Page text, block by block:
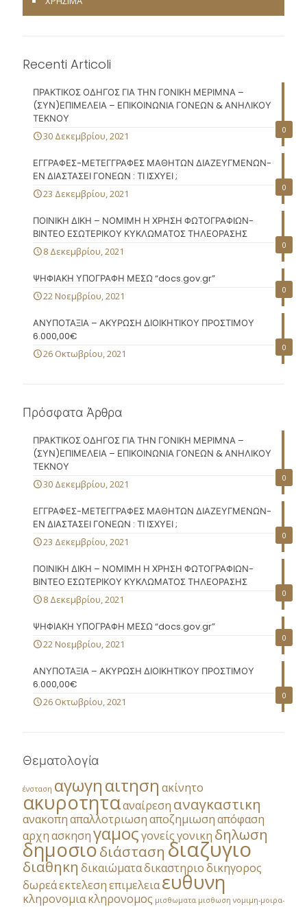
Recenti Articoli
0
ΠΡΑΚΤΙΚΟΣ ΟΔΗΓΟΣ ΓΙΑ ΤΗΝ ΓΟΝΙΚΗ ΜΕΡΙΜΝΑ –
(ΣΥΝ)ΕΠΙΜΕΛΕΙΑ – ΕΠΙΚΟΙΝΩΝΙΑ ΓΟΝΕΩΝ & ΑΝΗΛΙΚΟΥ
ΤΕΚΝΟΥ
30 Δεκεμβρίου, 2021
0
ΕΓΓΡΑΦΕΣ-ΜΕΤΕΓΓΡΑΦΕΣ ΜΑΘΗΤΩΝ ΔΙΑΖΕΥΓΜΕΝΩΝ-
ΕΝ ΔΙΑΣΤΑΣΕΙ ΓΟΝΕΩΝ : ΤΙ ΙΣΧΥΕΙ ;
23 Δεκεμβρίου, 2021
0
ΠΟΙΝΙΚΗ ΔΙΚΗ – ΝΟΜΙΜΗ Η ΧΡΗΣΗ ΦΩΤΟΓΡΑΦΙΩΝ-
ΒΙΝΤΕΟ ΕΣΩΤΕΡΙΚΟΥ ΚΥΚΛΩΜΑΤΟΣ ΤΗΛΕΟΡΑΣΗΣ
8 Δεκεμβρίου, 2021
0
ΨΗΦΙΑΚΗ ΥΠΟΓΡΑΦΗ ΜΕΣΩ “docs.gov.gr”
22 Νοεμβρίου, 2021
0
ΑΝΥΠΟΤΑΞΙΑ – ΑΚΥΡΩΣΗ ΔΙΟΙΚΗΤΙΚΟΥ ΠΡΟΣΤΙΜΟΥ
6.000,00€
26 Οκτωβρίου, 2021
Πρόσφατα Άρθρα
0
ΠΡΑΚΤΙΚΟΣ ΟΔΗΓΟΣ ΓΙΑ ΤΗΝ ΓΟΝΙΚΗ ΜΕΡΙΜΝΑ –
(ΣΥΝ)ΕΠΙΜΕΛΕΙΑ – ΕΠΙΚΟΙΝΩΝΙΑ ΓΟΝΕΩΝ & ΑΝΗΛΙΚΟΥ
ΤΕΚΝΟΥ
30 Δεκεμβρίου, 2021
0
ΕΓΓΡΑΦΕΣ-ΜΕΤΕΓΓΡΑΦΕΣ ΜΑΘΗΤΩΝ ΔΙΑΖΕΥΓΜΕΝΩΝ-
ΕΝ ΔΙΑΣΤΑΣΕΙ ΓΟΝΕΩΝ : ΤΙ ΙΣΧΥΕΙ ;
23 Δεκεμβρίου, 2021
0
ΠΟΙΝΙΚΗ ΔΙΚΗ – ΝΟΜΙΜΗ Η ΧΡΗΣΗ ΦΩΤΟΓΡΑΦΙΩΝ-
ΒΙΝΤΕΟ ΕΣΩΤΕΡΙΚΟΥ ΚΥΚΛΩΜΑΤΟΣ ΤΗΛΕΟΡΑΣΗΣ
8 Δεκεμβρίου, 2021
0
ΨΗΦΙΑΚΗ ΥΠΟΓΡΑΦΗ ΜΕΣΩ “docs.gov.gr”
22 Νοεμβρίου, 2021
0
ΑΝΥΠΟΤΑΞΙΑ – ΑΚΥΡΩΣΗ ΔΙΟΙΚΗΤΙΚΟΥ ΠΡΟΣΤΙΜΟΥ
6.000,00€
26 Οκτωβρίου, 2021
Θεματολογία
ένσταση αγωγηαιτηση ακίνητο
ακυροτητααναίρεση αναγκαστικη
ανακοπηαπαλλοτριωσηαποζημιωσηαπόφαση
αρχηασκησηγαμοςγονείςγονικη δηλωση
δημοσιοδιάσταση διαζυγιο
διαθηκη δικαιώματαδικαστηριοδικηγορος
δωρεάεκτελεσηεπιμελειαευθυνη
κληρονομιακληρονομος μισθωματα μισθωση νομιμη-μοιρα-